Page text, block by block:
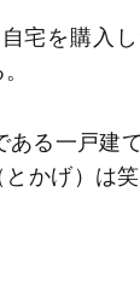
宅を購入
る一戸建
かげ）は笑